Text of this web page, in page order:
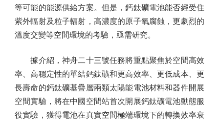
等可能的能源供給方案。但是，鈣鈦礦電池能否經受住
紫外輻射及粒子輻射，高濃度的原子氧腐蝕，更劇烈的
溫度交變等空間環境的考驗，亟需研究。
據介紹，神舟二十三號任務將重點聚焦於空間高效
率、高穩定性的單結鈣鈦礦和更高效率、更低成本、更
長壽命的鈣鈦礦基疊層兩類太陽能電池材料和器件開展
空間實驗，將在中國空間站首次開展鈣鈦礦電池動態服
役實驗，獲得電池在真實空間極端環境下的轉換效率衰